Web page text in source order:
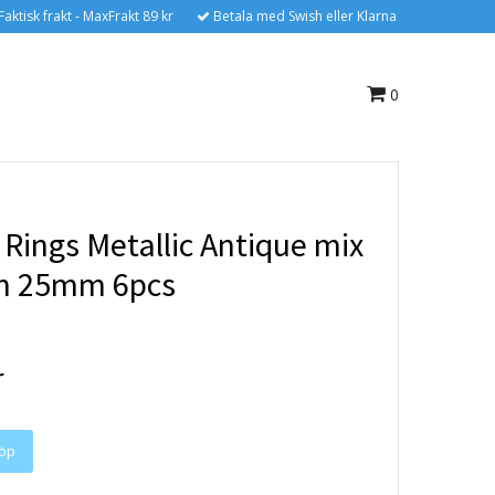
frakt - MaxFrakt 89 kr Betala med Swish eller Klarna
0
Rings Metallic Antique mix
25mm 6pcs